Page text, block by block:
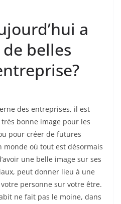
a
belles
des entreprises, il est
bonne image pour les
pour créer de futures
monde où tout est désormais
une belle image sur ses
peut donner lieu à une
personne sur votre être.
ne fait pas le moine, dans